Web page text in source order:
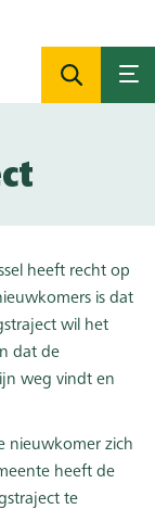
heeft recht op
is dat
wil het
dat de
weg vindt en
nieuwkomer zich
heeft de
te